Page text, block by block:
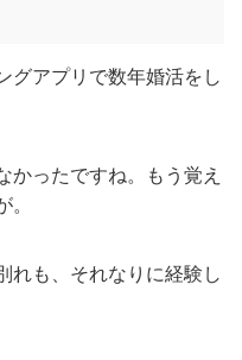
グアプリで数年婚活をし
かったですね。もう覚え
れも、それなりに経験し